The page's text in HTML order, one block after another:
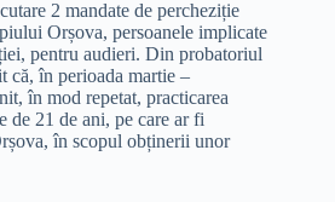
2 mandate de percheziție
Orșova, persoanele implicate
pentru audieri. Din probatoriul
că, în perioada martie –
în mod repetat, practicarea
de 21 de ani, pe care ar fi
în scopul obținerii unor